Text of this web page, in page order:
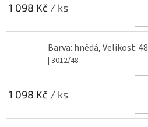
1 098 Kč / ks
Barva: hnědá, Velikost: 48
| 3012/48
1 098 Kč / ks